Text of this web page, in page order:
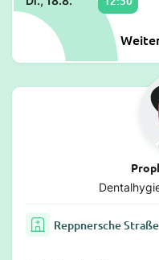
Reppnersche